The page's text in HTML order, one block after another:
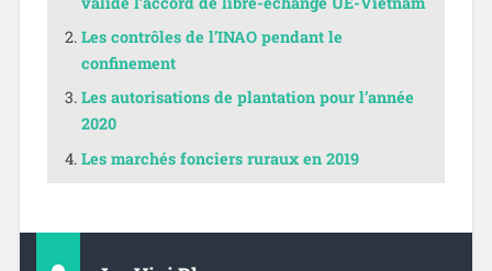
Les contrôles de l’INAO pendant le
confinement
Les autorisations de plantation pour l’année
2020
Les marchés fonciers ruraux en 2019